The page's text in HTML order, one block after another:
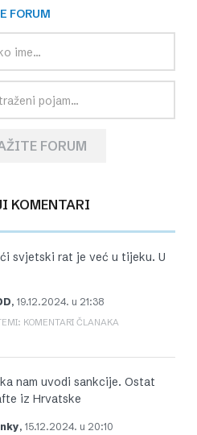
FORUM
FORUM
KOMENTARI
svjetski rat je već u tijeku. U
, 19.12.2024. u 21:38
KOMENTARI ČLANAKA
nam uvodi sankcije. Ostat
iz Hrvatske
, 15.12.2024. u 20:10